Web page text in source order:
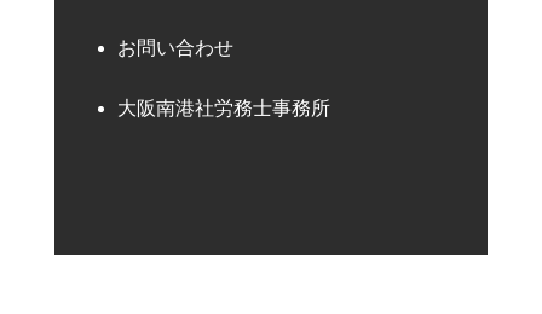
お問い合わせ
大阪南港社労務士事務所